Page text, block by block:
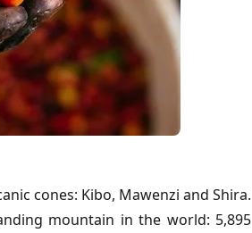
cones: Kibo, Mawenzi and Shira.
mountain in the world: 5,895